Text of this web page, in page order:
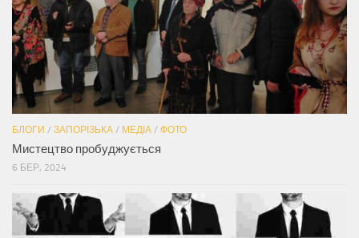
БЛОГИ / ЗАПОРІЗЬКА / МЕДІА / ФОТО
Мистецтво пробуджується
6 БЕР, 2024